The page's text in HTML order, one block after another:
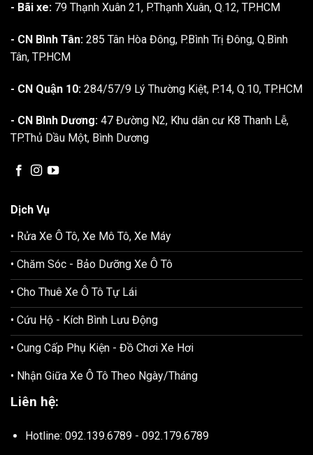
- Bãi xe: 79 Thạnh Xuân 21, P.Thạnh Xuân, Q.12, TP.HCM
- CN Bình Tân: 285 Tân Hòa Đông, P.Bình Trị Đông, Q.Bình
Tân, TP.HCM
- CN Quận 10: 284/57/9 Lý Thường Kiệt, P.14, Q.10, TP.HCM
- CN Bình Dương: 47 Đường N2, Khu dân cư K8 Thanh Lễ,
TP.Thủ Dầu Một, Bình Dương
Dịch Vụ
• Rửa Xe Ô Tô, Xe Mô Tô, Xe Máy
• Chăm Sóc - Bảo Dưỡng Xe Ô Tô
• Cho Thuê Xe Ô Tô Tự Lái
• Cứu Hộ - Kích Bình Lưu Động
• Cung Cấp Phụ Kiện - Đồ Chơi Xe Hơi
• Nhận Giữa Xe Ô Tô Theo Ngày/Tháng
Liên hệ:
Hotline: 092.139.6789 - 092.179.6789